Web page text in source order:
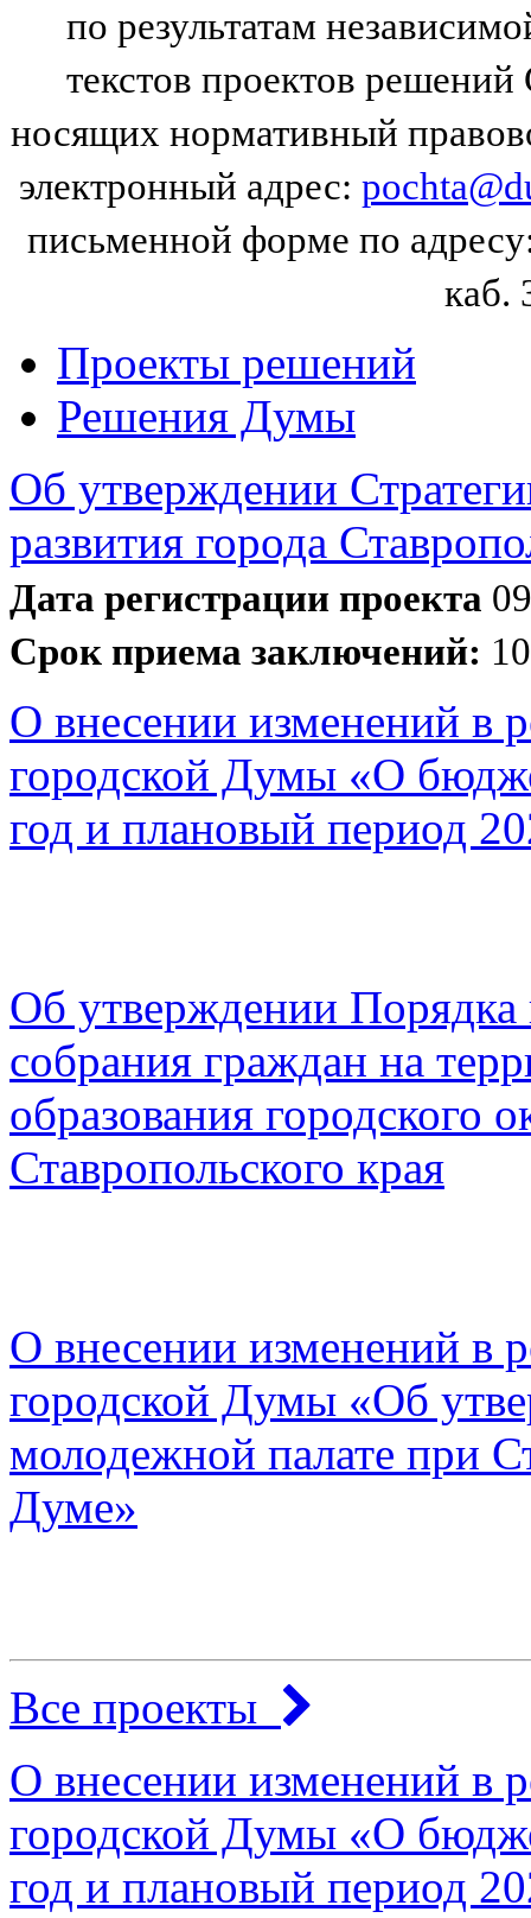
по результатам
текстов проектов
носящих нормативный
электронный адрес:
письменной форме по
каб.
Проекты решений
Решения Думы
Об утверждении
развития города
Дата регистрации проекта
Срок приема заключений:
О внесении изменений в
городской Думы «О
год и плановый период
Об утверждении Порядка
собрания граждан на
образования городского
Ставропольского края
О внесении изменений в
городской Думы «Об
молодежной палате при
Думе»
Все проекты
О внесении изменений в
городской Думы «О
год и плановый период